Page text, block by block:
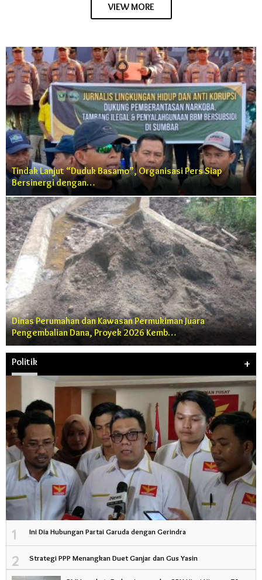
VIEW MORE
Tindak Lanjut “Duduk Basamo”, Organisasi Pers Siap
Bersinergi dengan…
Dinas Perumahan dan Kawasan Permukiman Juara
Pengembalian Dana, Proyek 2026 Kemb…
Politik +
1 Ini Dia Hubungan Partai Garuda dengan Gerindra
2 Strategi PPP Menangkan Duet Ganjar dan Gus Yasin